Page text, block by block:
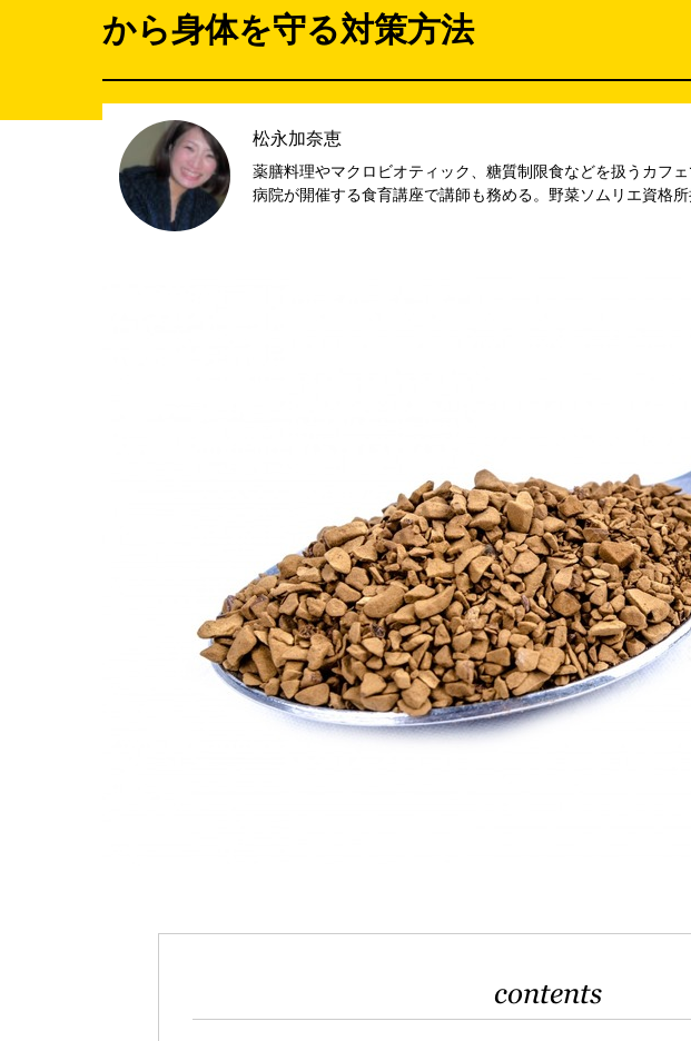
から身体を守る対策方法
松永加奈恵
薬膳料理やマクロビオティック、糖質制限食などを扱うカフェ
病院が開催する食育講座で講師も務める。野菜ソムリエ資格
contents